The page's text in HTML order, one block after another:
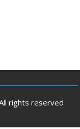
rights reserved